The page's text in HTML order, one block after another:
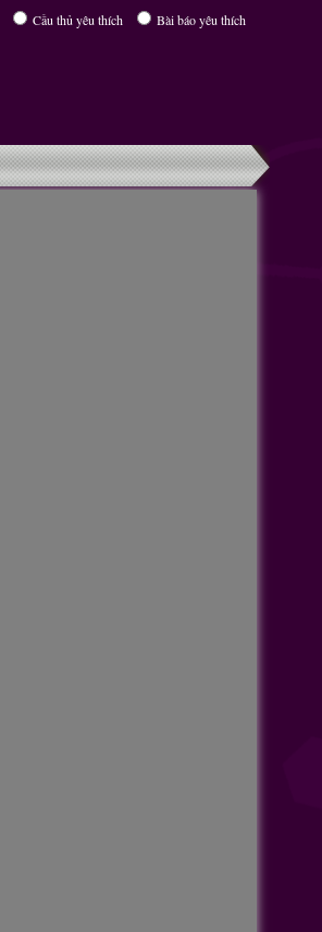
Cầu thủ yêu thích Bài báo yêu thích